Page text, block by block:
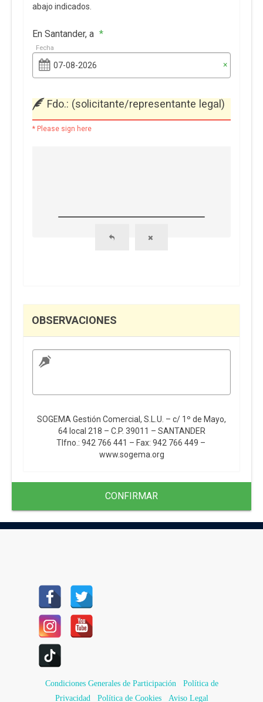
abajo indicados.
En Santander, a *
Fecha
×
Fdo.: (solicitante/representante legal)
* Please sign here
OBSERVACIONES
SOGEMA Gestión Comercial, S.L.U. – c/ 1º de Mayo,
64 local 218 – C.P. 39011 – SANTANDER
Tlfno.: 942 766 441 – Fax: 942 766 449 –
www.sogema.org
CONFIRMAR
Condiciones Generales de Participación
Política de
Privacidad
Política de Cookies Aviso Legal